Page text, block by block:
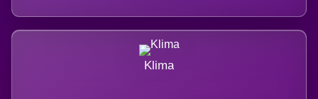
Klima